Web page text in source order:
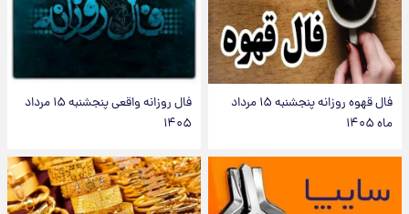
فال قهوه روزانه پنجشنبه ۱۵ مرداد
ماه ۱۴۰۵
فال روزانه واقعی پنجشنبه ۱۵ مرداد
۱۴۰۵